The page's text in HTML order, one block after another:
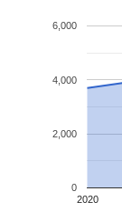
2020
0
2,000
4,000
6,000